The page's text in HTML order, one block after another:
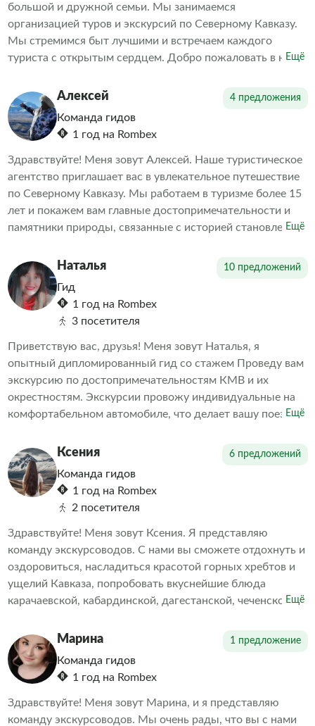
большой и дружной семьи. Мы занимаемся
организацией туров и экскурсий по Северному Кавказу.
Мы стремимся быт лучшими и встречаем каждого
туриста с открытым сердцем. Добро пожаловать в нашу
гостеприимство! Ухоженный и подготовленный
транспорт! Профессиональные гиды!
Ещё
Алексей 4 предложения
Команда гидов
1 год на Rombex
Здравствуйте! Меня зовут Алексей. Наше туристическое
агентство приглашает вас в увлекательное путешествие
по Северному Кавказу. Мы работаем в туризме более 15
лет и покажем вам главные достопримечательности и
памятники природы, связанные с историей становления
положительных эмоций и будете в безопасности.
Ещё
Наталья 10 предложений
Гид
1 год на Rombex
3 посетителя
Приветствую вас, друзья! Меня зовут Наталья, я
опытный дипломированный гид со стажем Проведу вам
экскурсию по достопримечательностям КМВ и их
окрестностям. Экскурсии провожу индивидуальные на
комфортабельном автомобиле, что делает вашу поездку
прорабатываются и составляются, учитываются ваши
пожелания, чтобы вы могли получить самые
незабываемые впечатления и захотели вернуться снова!
Показываю Кавказ так, как его знают местные, и с
радостью предлагаю вам свои услуги.
Ещё
Ксения 6 предложений
Команда гидов
1 год на Rombex
2 посетителя
Здравствуйте! Меня зовут Ксения. Я представляю
команду экскурсоводов. С нами вы сможете отдохнуть и
оздоровиться, насладиться красотой горных хребтов и
ущелий Кавказа, попробовать вкуснейшие блюда
карачаевской, кабардинской, дагестанской, чеченской,
фишка — индивидуальные и групповые туры на джипах.
Мечтаете о необычном отпуске или хотите ярко и
комфортно провести выходные дни? Это к нам!
Ещё
Марина 1 предложение
Команда гидов
1 год на Rombex
Здравствуйте! Меня зовут Марина, и я представляю
команду экскурсоводов. Мы очень рады, что вы с нами